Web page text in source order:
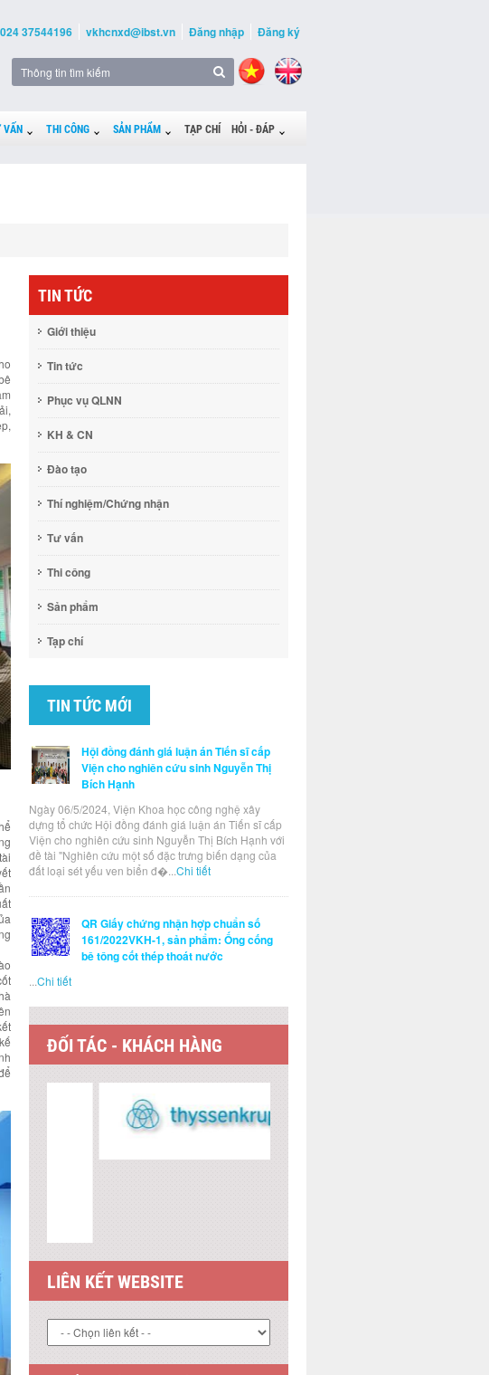
37544196 vkhcnxd@ibst.vn Đăng nhập Đăng ký
VẤN THI CÔNG SẢN PHẨM TẠP CHÍ HỎI - ĐÁP
TIN TỨC
Giới thiệu
Tin tức
Phục vụ QLNN
KH & CN
Đào tạo
Thí nghiệm/Chứng nhận
Tư vấn
Thi công
Sản phẩm
Tạp chí
TIN TỨC MỚI
Hội đồng đánh giá luận án Tiến sĩ cấp
Viện cho nghiên cứu sinh Nguyễn Thị
Bích Hạnh
Ngày 06/5/2024, Viện Khoa học công nghệ xây
dựng tổ chức Hội đồng đánh giá luận án Tiến sĩ cấp
Viện cho nghiên cứu sinh Nguyễn Thị Bích Hạnh với
đề tài "Nghiên cứu một số đặc trưng biến dạng của
đất loại sét yếu ven biển đ�...Chi tiết
QR Giấy chứng nhận hợp chuẩn số
161/2022VKH-1, sản phẩm: Ống cống
bê tông cốt thép thoát nước
...Chi tiết
ĐỐI TÁC - KHÁCH HÀNG
THỐNG KÊ TRUY CẬP
65: Đang online